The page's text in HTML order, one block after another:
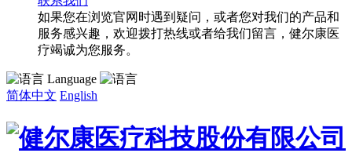
如果您在浏览官网时遇到疑问，或者您对我们的产品和
服务感兴趣，欢迎拨打热线或者给我们留言，健尔康医
疗竭诚为您服务。
Language
简体中文 English